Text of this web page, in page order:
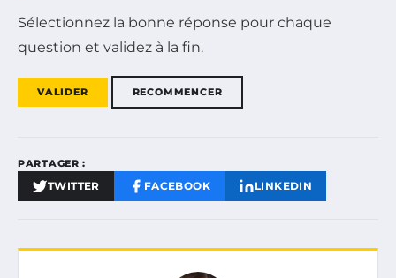
Sélectionnez la bonne réponse pour chaque
question et validez à la fin.
VALIDER RECOMMENCER
PARTAGER :
TWITTER FACEBOOK LINKEDIN